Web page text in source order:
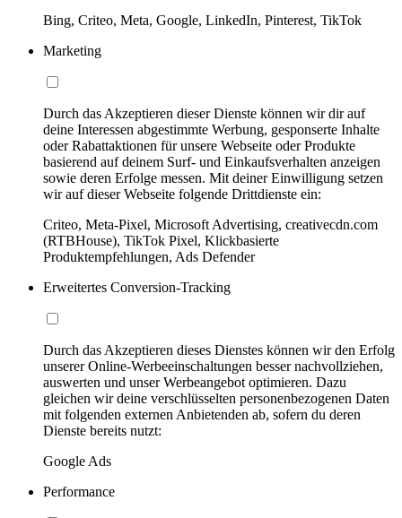
Bing, Criteo, Meta, Google, LinkedIn, Pinterest, TikTok
Marketing
Durch das Akzeptieren dieser Dienste können wir dir auf
deine Interessen abgestimmte Werbung, gesponserte Inhalte
oder Rabattaktionen für unsere Webseite oder Produkte
basierend auf deinem Surf- und Einkaufsverhalten anzeigen
sowie deren Erfolge messen. Mit deiner Einwilligung setzen
wir auf dieser Webseite folgende Drittdienste ein:
Criteo, Meta-Pixel, Microsoft Advertising, creativecdn.com
(RTBHouse), TikTok Pixel, Klickbasierte
Produktempfehlungen, Ads Defender
Erweitertes Conversion-Tracking
Durch das Akzeptieren dieses Dienstes können wir den Erfolg
unserer Online-Werbeeinschaltungen besser nachvollziehen,
auswerten und unser Werbeangebot optimieren. Dazu
gleichen wir deine verschlüsselten personenbezogenen Daten
mit folgenden externen Anbietenden ab, sofern du deren
Dienste bereits nutzt:
Google Ads
Performance